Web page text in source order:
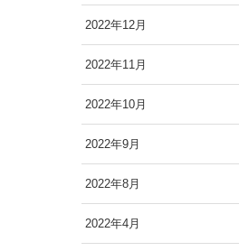
2022年12月
2022年11月
2022年10月
2022年9月
2022年8月
2022年4月